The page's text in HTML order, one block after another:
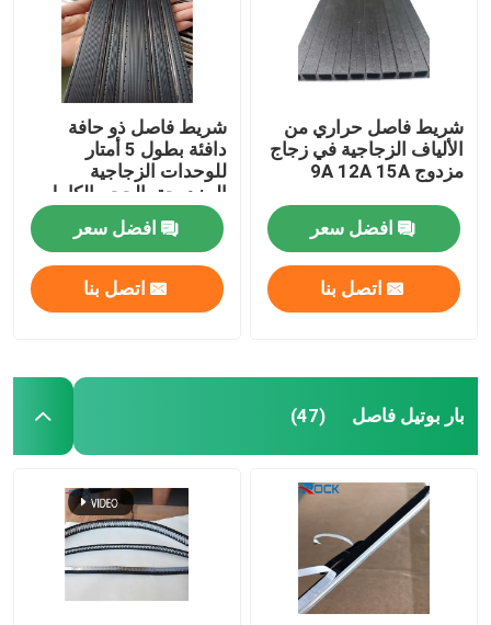
شريط فاصل حراري من
الألياف الزجاجية في زجاج
مزدوج 9A 12A 15A
افضل سعر
اتصل بنا
شريط فاصل ذو حافة
دافئة بطول 5 أمتار
للوحدات الزجاجية
المزدوجة بالحجم الكامل
افضل سعر
اتصل بنا
بار بوتيل فاصل (47)